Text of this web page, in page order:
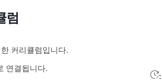
럼
커리큘럼입니다.
연결됩니다.